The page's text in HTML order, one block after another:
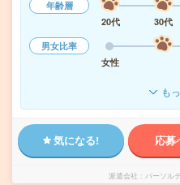
年齢層
20代
30代
男女比率
女性
も
気になる! 応募
派遣会社 パーソル